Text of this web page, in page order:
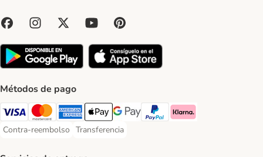
Métodos de pago
Visa Payment Method
Mastercard Payment Method
American Express Payment Method
Apple Pay Payment Method
Google Pay Payment Method
PayPal Payment Method
Klarna Payment Method
Contra-reembolso
Contra-reembolso Payment Method
Transferencia
Transferencia Payment Method